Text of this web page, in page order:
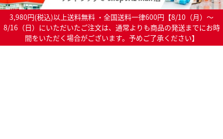
3,980円(税込)以上送料無料 ・全国送料一律600円【8/10（月）～
8/16（日）にいただいたご注文は、通常よりも商品の発送までにお時
間をいただく場合がございます。予めご了承ください】